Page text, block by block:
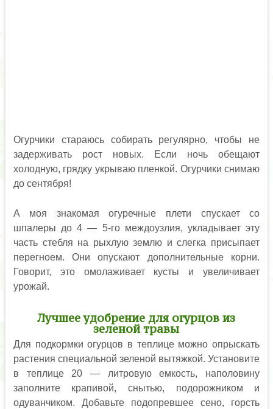
Огурчики стараюсь собирать регулярно, чтобы не
задерживать рост новых. Если ночь обещают
холодную, грядку укрываю пленкой. Огурчики снимаю
до сентября!
А моя знакомая огуречные плети спускает со
шпалеры до 4 — 5-го междоузлия, укладывает эту
часть стебля на рыхлую землю и слегка присыпает
перегноем. Они опускают дополнительные корни.
Говорит, это омолаживает кусты и увеличивает
урожай.
Лучшее удобрение для огурцов из
зеленой травы
Для подкормки огурцов в теплице можно опрыскать
растения специальной зеленой вытяжкой. Установите
в теплице 20 — литровую емкость, наполовину
заполните крапивой, снытью, подорожником и
одуванчиком. Добавьте подопревшее сено, горсть